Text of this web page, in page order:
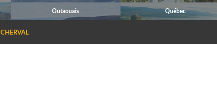
Outaouais Québec
CHERVAL